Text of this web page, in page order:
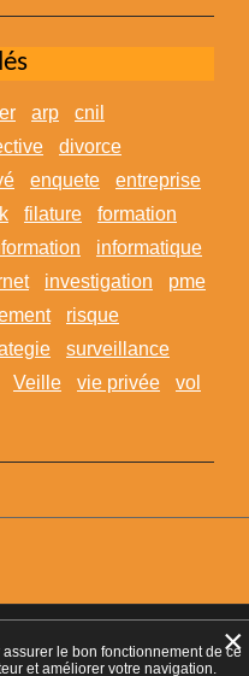
arp
cnil
divorce
enquete
entreprise
filature
formation
informatique
investigation
pme
risque
surveillance
Veille vie privée
vol
29-20180360642- Autorisation
07-20140365170- SIRET 449 086
le bon fonctionnement de ce
et améliorer votre navigation.
×